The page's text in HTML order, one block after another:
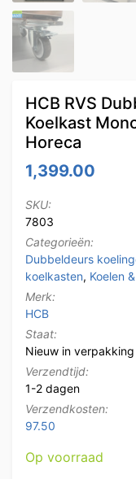
HCB RVS
Koelkast
Horeca
1,399.00
SKU:
7803
Categorieën:
Dubbeldeurs
koelkasten, Koelen
Merk:
HCB
Staat:
Nieuw in verpakking
Verzendtijd:
1-2 dagen
Verzendkosten:
97.50
Op voorraad